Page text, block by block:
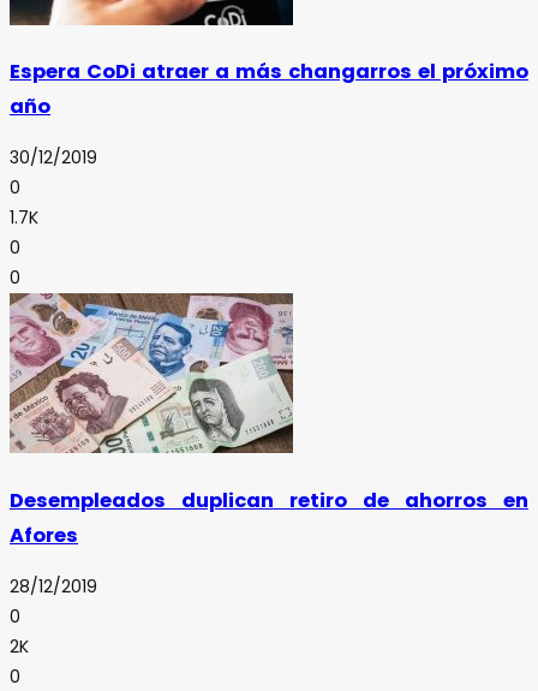
Espera CoDi atraer a más changarros el próximo
año
30/12/2019
0
1.7K
0
0
Desempleados duplican retiro de ahorros en
Afores
28/12/2019
0
2K
0